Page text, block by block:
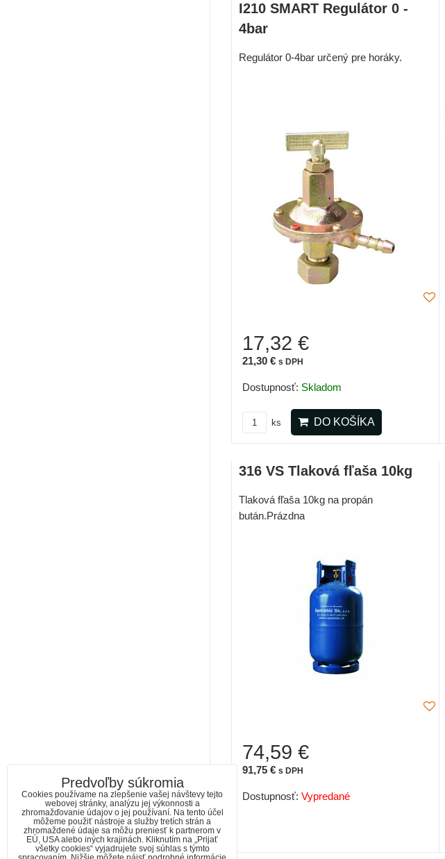
I210 SMART Regulátor 0 -
4bar
Regulátor 0-4bar určený pre horáky.
17,32 €
21,30 € s DPH
Dostupnosť: Skladom
ks DO KOŠÍKA
316 VS Tlaková fľaša 10kg
Tlaková fľaša 10kg na propán
bután.Prázdna
74,59 €
91,75 € s DPH
Dostupnosť: Vypredané
Predvoľby súkromia
Cookies používame na zlepšenie vašej návštevy tejto
webovej stránky, analýzu jej výkonnosti a
zhromažďovanie údajov o jej používaní. Na tento účel
môžeme použiť nástroje a služby tretích strán a
zhromaždené údaje sa môžu preniesť k partnerom v
EÚ, USA alebo iných krajinách. Kliknutím na „Prijať
všetky cookies“ vyjadrujete svoj súhlas s týmto